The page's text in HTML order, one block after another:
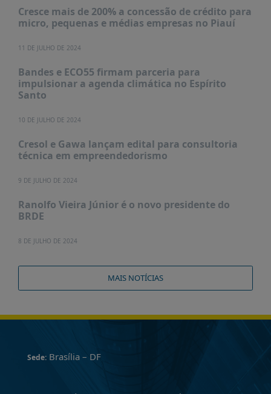
PRÊMIO
ABDE
JORNALISMO
SABER
+
Cresce mais de 200% a concessão de crédito para
micro, pequenas e médias empresas no Piauí
11 DE JULHO DE 2024
Bandes e ECO55 firmam parceria para
impulsionar a agenda climática no Espírito
Santo
10 DE JULHO DE 2024
Cresol e Gawa lançam edital para consultoria
técnica em empreendedorismo
9 DE JULHO DE 2024
Ranolfo Vieira Júnior é o novo presidente do
BRDE
8 DE JULHO DE 2024
MAIS NOTÍCIAS
Sede:Brasília – DF